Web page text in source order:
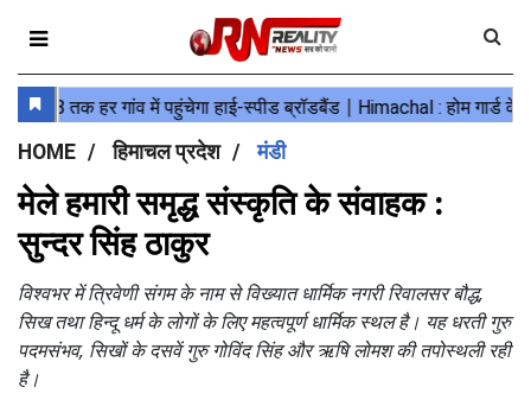
HOME हिमाचल प्रदेश मंडी
मेले हमारी समृद्ध संस्कृति के संवाहक :
सुन्दर सिंह ठाकुर
विश्वभर में त्रिवेणी संगम के नाम से विख्यात धार्मिक नगरी रिवालसर बौद्ध,
सिख तथा हिन्दू धर्म के लोगों के लिए महत्वपूर्ण धार्मिक स्थल है। यह धरती गुरु
पदमसंभव, सिखों के दसवें गुरु गोविंद सिंह और ऋषि लोमश की तपोस्थली रही
है।